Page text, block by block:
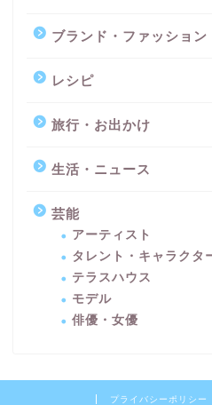
ブランド・ファッション
レシピ
旅行・お出かけ
生活・ニュース
芸能
アーティスト
タレント・キャラクタ
テラスハウス
モデル
俳優・女優
プライバシーポリシー